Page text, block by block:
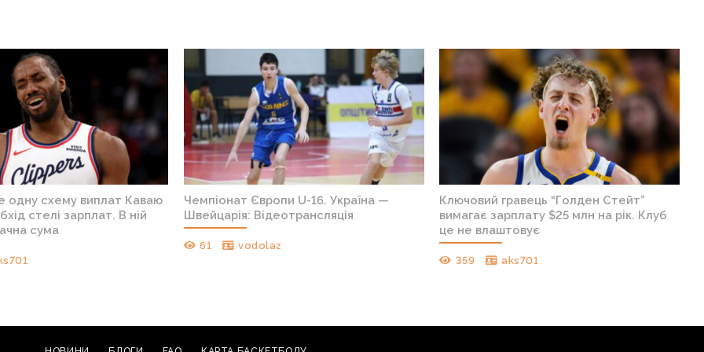
одну схему виплат Каваю
стелі зарплат. В ній
сума
Чемпіонат Європи U-16. Україна —
Швейцарія: Відеотрансляція
61 vodolaz
Ключовий гравець “Голден Стейт”
вимагає зарплату $25 млн на рік. Клуб
це не влаштовує
359 aks701